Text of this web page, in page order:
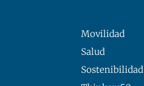
Movilidad
Salud
Sostenibilidad